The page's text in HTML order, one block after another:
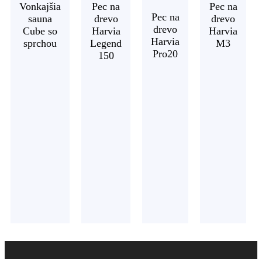
Vonkajšia
sauna
Cube so
sprchou
Pec na
drevo
Harvia
Legend
150
Pec na
drevo
Harvia
Pro20
Pec na
drevo
Harvia
M3